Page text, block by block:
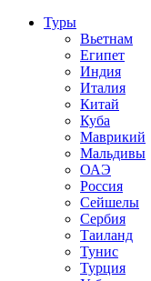
Туры
Вьетнам
Египет
Индия
Италия
Китай
Куба
Маврикий
Мальдивы
ОАЭ
Россия
Сейшелы
Сербия
Таиланд
Тунис
Турция